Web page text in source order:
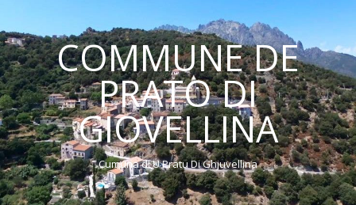
COMMUNE DE
PRATO DI
GIOVELLINA
Cumuna di U Pratu Di Ghjuvellina